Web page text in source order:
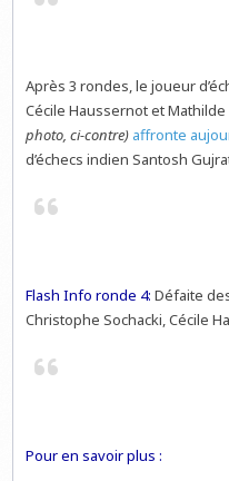
Après 3 rondes, le joueur
Cécile Haussernot et
photo, ci-contre) affronte
d’échecs indien Santosh
Flash Info ronde 4: Défaite
Christophe Sochacki, Cécile
Pour en savoir plus :